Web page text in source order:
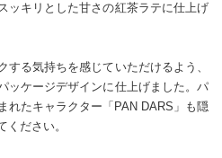
ッキリとした甘さの紅茶ラテに仕上げ
る気持ちを感じていただけるよう、
ッケージデザインに仕上げました。パ
れたキャラクター「PAN DARS」も隠
ださい。